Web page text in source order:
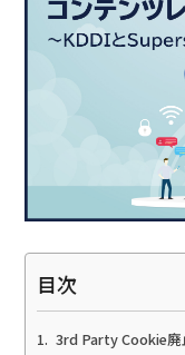
目次
3rd Party Cookie